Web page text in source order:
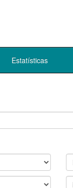
Estatísticas